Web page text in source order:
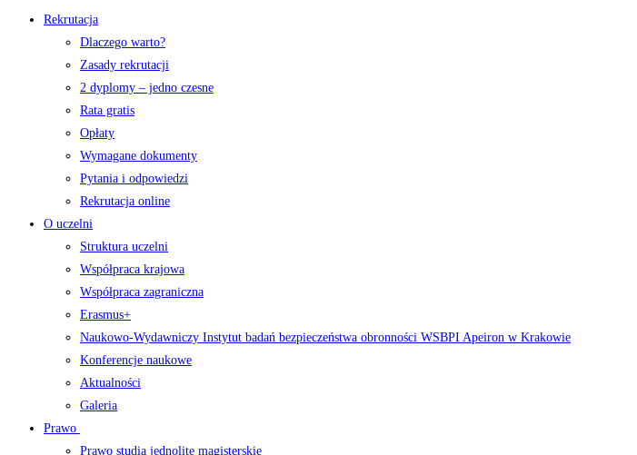
Rekrutacja
Dlaczego warto?
Zasady rekrutacji
2 dyplomy – jedno czesne
Rata gratis
Opłaty
Wymagane dokumenty
Pytania i odpowiedzi
Rekrutacja online
O uczelni
Struktura uczelni
Współpraca krajowa
Współpraca zagraniczna
Erasmus+
Naukowo-Wydawniczy Instytut badań bezpieczeństwa obronności WSBPI Apeiron w Krakowie
Konferencje naukowe
Aktualności
Galeria
Prawo
Prawo studia jednolite magisterskie